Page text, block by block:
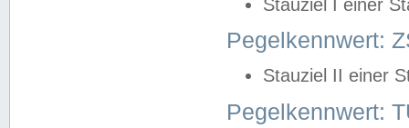
Stauziel I einer
Pegelkennwert:
Stauziel II einer
Pegelkennwert: